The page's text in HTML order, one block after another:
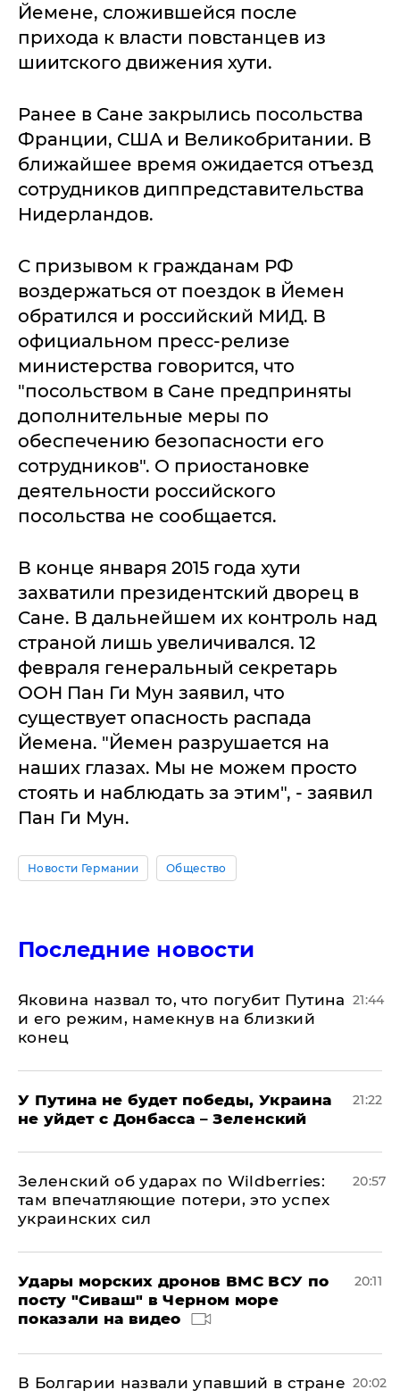
Йемене, сложившейся после
прихода к власти повстанцев из
шиитского движения хути.
Ранее в Сане закрылись посольства
Франции, США и Великобритании. В
ближайшее время ожидается отъезд
сотрудников диппредставительства
Нидерландов.
С призывом к гражданам РФ
воздержаться от поездок в Йемен
обратился и российский МИД. В
официальном пресс-релизе
министерства говорится, что
"посольством в Сане предприняты
дополнительные меры по
обеспечению безопасности его
сотрудников". О приостановке
деятельности российского
посольства не сообщается.
В конце января 2015 года хути
захватили президентский дворец в
Сане. В дальнейшем их контроль над
страной лишь увеличивался. 12
февраля генеральный секретарь
ООН Пан Ги Мун заявил, что
существует опасность распада
Йемена. "Йемен разрушается на
наших глазах. Мы не можем просто
стоять и наблюдать за этим", - заявил
Пан Ги Мун.
Новости Германии Общество
Последние новости
Яковина назвал то, что погубит Путина
и его режим, намекнув на близкий
конец
21:44
У Путина не будет победы, Украина
не уйдет с Донбасса – Зеленский
21:22
Зеленский об ударах по Wildberries:
там впечатляющие потери, это успех
украинских сил
20:57
Удары морских дронов ВМС ВСУ по
посту "Сиваш" в Черном море
показали на видео
20:11
В Болгарии назвали упавший в стране 20:02